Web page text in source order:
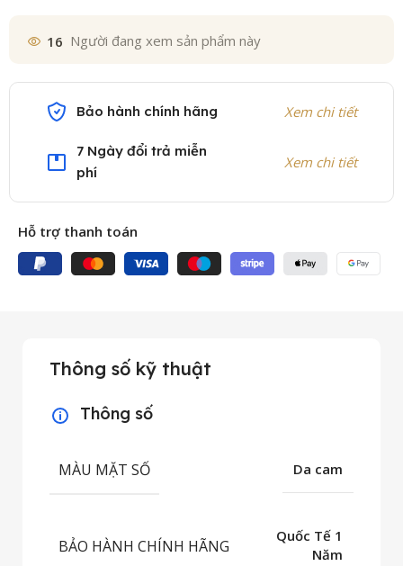
16 Người đang xem sản phẩm này
Bảo hành chính hãng Xem chi tiết
7 Ngày đổi trả miễn
phí
Xem chi tiết
Hỗ trợ thanh toán
Thông số kỹ thuật
Thông số
MÀU MẶT SỐ Da cam
BẢO HÀNH CHÍNH HÃNG
Quốc Tế 1
Năm